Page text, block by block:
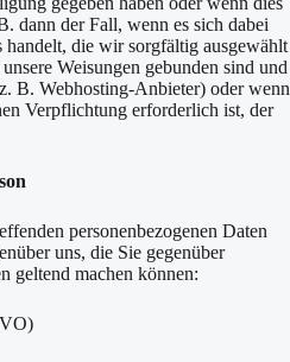
dann der Fall, wenn es sich dabei
handelt, die wir sorgfältig ausgewählt
Weisungen gebunden sind und
B. Webhosting-Anbieter) oder wenn
Verpflichtung erforderlich ist, der
personenbezogenen Daten
uns, die Sie gegenüber
geltend machen können: